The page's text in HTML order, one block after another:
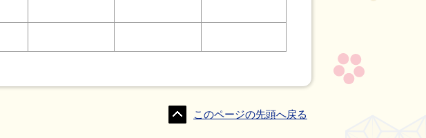
このページの先頭へ戻る